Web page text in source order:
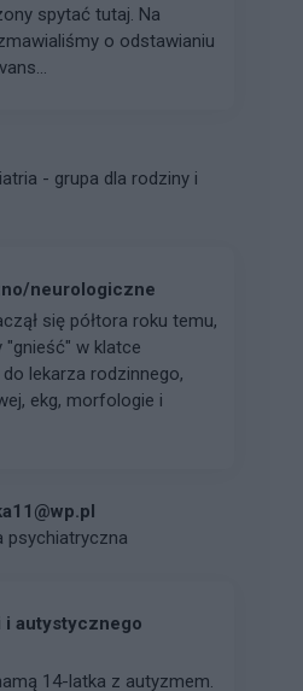
spytać tutaj. Na
o odstawianiu
- grupa dla rodziny i
neurologiczne
się półtora roku temu,
"gnieść" w klatce
lekarza rodzinnego,
ekg, morfologie i
psychiatryczna
i autystycznego
14-latka z autyzmem.